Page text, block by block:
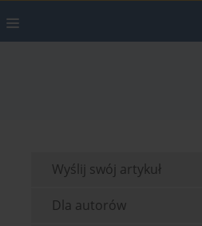
Wyślij swój artykuł
Dla autorów